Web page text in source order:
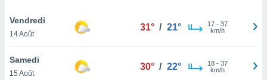
la
du
Vendredi
14 Août
31° / 21° 17- 37
km/h
Samedi
15 Août
30° / 22° 18- 37
km/h